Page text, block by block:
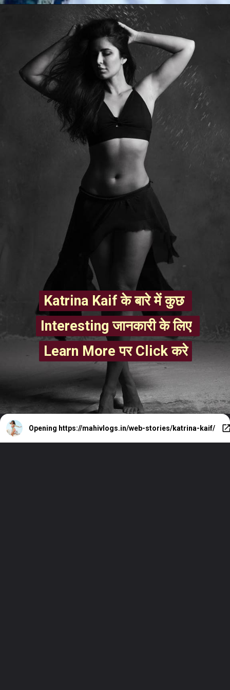
https://mahivlogs.in/swagger-sharma/
Katrina Kaif के बारे में कुछ
Interesting जानकारी के लिए
Learn More पर Click करे
Katrina Kaif के बारे में कुछ
Interesting जानकारी के लिए
Learn More पर Click करे
Opening https://mahivlogs.in/web-stories/katrina-kaif/